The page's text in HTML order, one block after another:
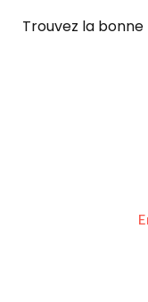
Trouvez la